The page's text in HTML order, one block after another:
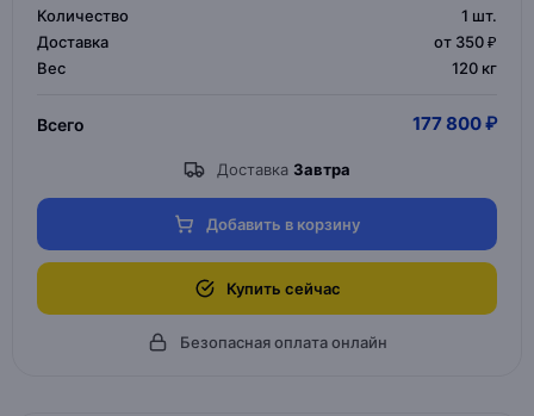
Количество 1 шт.
Доставка
от 350 ₽
Вес
120 кг
Всего 177 800 ₽
Доставка Завтра
Добавить в корзину
Купить сейчас
Безопасная оплата онлайн